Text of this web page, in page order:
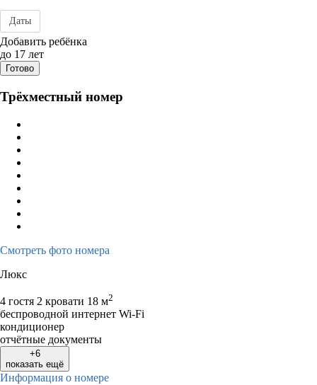
Даты
Дата заезда - отъезда
Добавить ребёнка
до 17 лет
Готово
Трёхместный номер
Смотреть фото номера
Люкс
4 гостя 2 кровати 18 м2
беспроводной интернет Wi-Fi
кондиционер
отчётные документы
+6
показать ещё
Информация о номере